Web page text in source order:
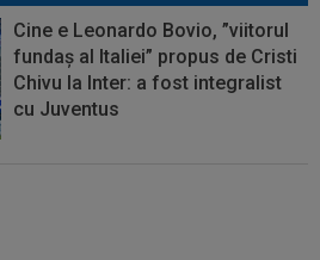
Cine e Leonardo Bovio, ”viitorul
fundaș al Italiei” propus de Cristi
Chivu la Inter: a fost integralist
cu Juventus